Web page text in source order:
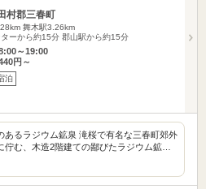
村郡三春町
舞木駅3.26km
ーから約15分 郡山駅から約15分
～19:00
円～
泊
あるラジウム鉱泉 滝桜で有名な三春町郊外
佇む、木造2階建ての鄙びたラジウム鉱…